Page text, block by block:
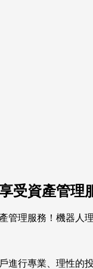
受資產管理
進行專業、理性的